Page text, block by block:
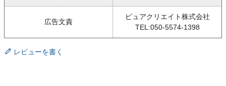
広告文責
ピュアクリエイト株式会社
TEL:050-5574-1398
レビューを書く